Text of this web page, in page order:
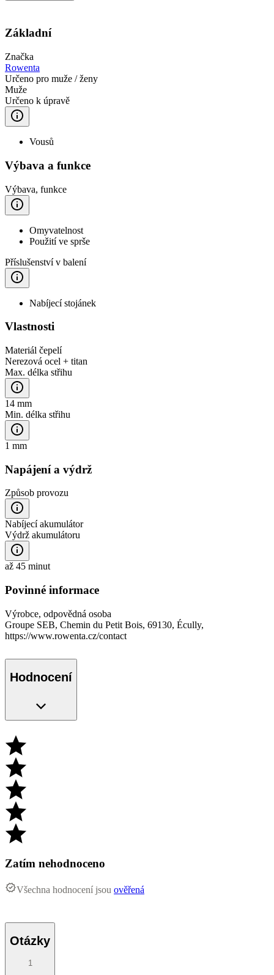
Základní
Značka
Rowenta
Určeno pro muže / ženy
Muže
Určeno k úpravě
Vousů
Výbava a funkce
Výbava, funkce
Omyvatelnost
Použití ve sprše
Příslušenství v balení
Nabíjecí stojánek
Vlastnosti
Materiál čepelí
Nerezová ocel + titan
Max. délka střihu
14 mm
Min. délka střihu
1 mm
Napájení a výdrž
Způsob provozu
Nabíjecí akumulátor
Výdrž akumulátoru
až 45 minut
Povinné informace
Výrobce, odpovědná osoba
Groupe SEB, Chemin du Petit Bois, 69130, Écully,
https://www.rowenta.cz/contact
Hodnocení
Zatím nehodnoceno
Všechna hodnocení jsou ověřená
Otázky
1